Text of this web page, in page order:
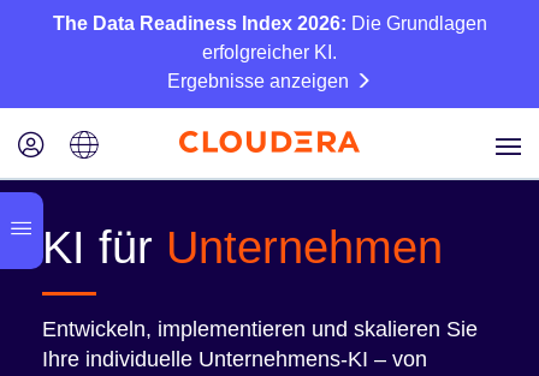
The Data Readiness Index 2026: Die Grundlagen
erfolgreicher KI.
Ergebnisse anzeigen
KI für Unternehmen
Entwickeln, implementieren und skalieren Sie
Ihre individuelle Unternehmens-KI – von